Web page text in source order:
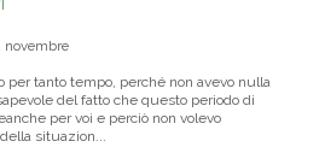
novembre
per tanto tempo, perché non avevo nulla
del fatto che questo periodo di
per voi e perciò non volevo
situazion...